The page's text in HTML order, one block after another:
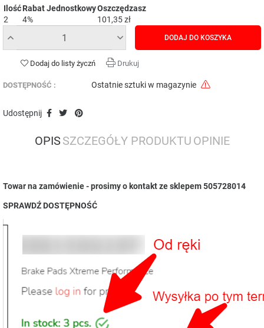
IlośćRabat JednostkowyOszczędzasz
2
4% 101,35 zł
DODAJ DO KOSZYKA
Dodaj do listy życzń Drukuj
DOSTĘPNOŚĆ : Ostatnie sztuki w magazynie
Udostępnij
OPIS SZCZEGÓŁY PRODUKTU OPINIE
Towar na zamówienie - prosimy o kontakt ze sklepem 505728014
SPRAWDŹ DOSTĘPNOŚĆ